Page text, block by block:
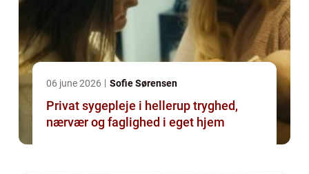
06 june 2026 Sofie Sørensen
Privat sygepleje i hellerup tryghed,
nærvær og faglighed i eget hjem